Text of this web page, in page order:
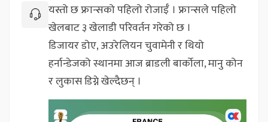
यस्तो छ फ्रान्सको पहिलो रोजाईँ । फ्रान्सले पहिलो
खेलबाट ३ खेलाडी परिवर्तन गरेको छ ।
डिजायर डोए, अउरेलियन चुवामेनी र थियो
हर्नान्डेजको स्थानमा आज ब्राडली बार्कोला, मानु कोन
र लुकास डिग्ने खेल्दैछन् ।